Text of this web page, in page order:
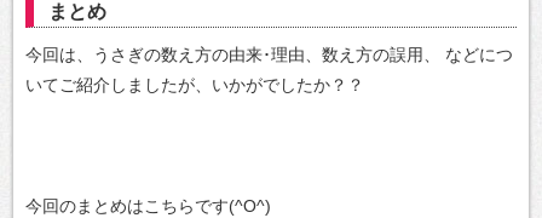
まとめ
今回は、うさぎの数え方の由来･理由、数え方の誤用、
などにつ
いてご紹介しましたが、いかがでしたか？？
今回のまとめはこちらです(^O^)